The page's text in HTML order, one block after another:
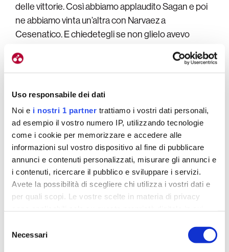
Uso responsabile dei dati
Noi e i nostri 1 partner trattiamo i vostri dati personali,
ad esempio il vostro numero IP, utilizzando tecnologie
come i cookie per memorizzare e accedere alle
informazioni sul vostro dispositivo al fine di pubblicare
annunci e contenuti personalizzati, misurare gli annunci e
i contenuti, ricercare il pubblico e sviluppare i servizi.
Avete la possibilità di scegliere chi utilizza i vostri dati e
per quali scopi. Le vostre scelte in materia di privacy
revocare il proprio consenso in qualsiasi momento dalla
Dichiarazione sui cookie o facendo clic sull'icona di
delNecessari
delle vittorie. Così abbiamo applaudito Sagan e poi
ne abbiamo vinta un’altra con Narvaez a
Cesenatico. E chiedetegli se non glielo avevo
Che cosa?
Che vinceva lui a Cesenatico. La sera in cui ho fatto
il giro delle camere, gli ho detto: «Hai vinto il Coppi
e Bartali, quelle strade sono le tue. E se piove,
viene anche meglio!». Per fortuna o per quello che
volete, ha vinto. La terza per noi. A quel punto
avevamo tutti in testa la crono di Valdobbiadene
dove però Tao non è andato come si aspettava. E lì
forse è cambiato il Giro. Perché gli ho detto che
avremmo deciso cosa fare il giorno dopo, a
volta avremmo corso come se stessimo facendo